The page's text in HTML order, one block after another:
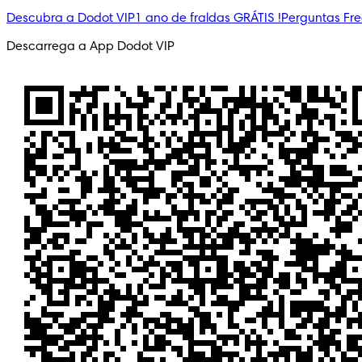
Descubra a Dodot VIP1 ano de fraldas GRÁTIS !Perguntas
Descarrega a App Dodot VIP